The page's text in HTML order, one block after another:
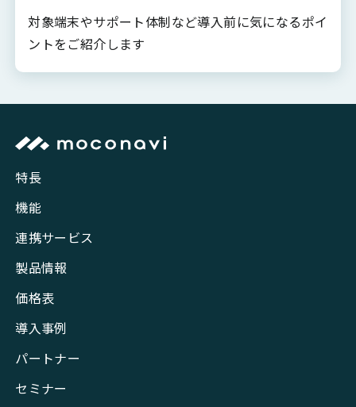
対象端末やサポート体制など導入前に気になるポイ
ントをご紹介します
特長
機能
連携サービス
製品情報
価格表
導入事例
パートナー
セミナー